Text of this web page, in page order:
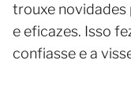
trouxe novidades
e eficazes. Isso
confiasse e a